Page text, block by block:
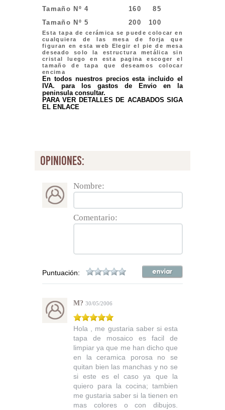
Tamaño Nº 4
160
85
Tamaño Nº 5
200 100
Esta tapa de cerámica se puede colocar en
cualquiera de las mesa de forja que
figuran en esta web Elegir el pie de mesa
deseado solo la estructura metálica sin
cristal luego en esta pagina escoger el
tamaño de tapa que deseamos colocar
encima
En todos nuestros precios esta incluido el
IVA. para los gastos de Envio en la
peninsula consultar.
PARA VER DETALLES DE ACABADOS SIGA
EL ENLACE
opiniones:
Nombre:
Comentario:
Puntuación:
M? 30/05/2006
Hola , me gustaria saber si esta
tapa de mosaico es facil de
limpiar ya que me han dicho que
en la ceramica porosa no se
quitan bien las manchas y no se
si este es el caso ya que la
quiero para la cocina; tambien
me gustaria saber si la tienen en
mas colores o con dibujos.